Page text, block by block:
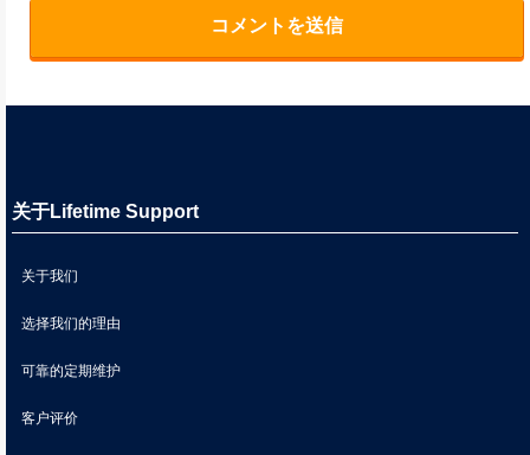
关于Lifetime Support
关于我们
选择我们的理由
可靠的定期维护
客户评价